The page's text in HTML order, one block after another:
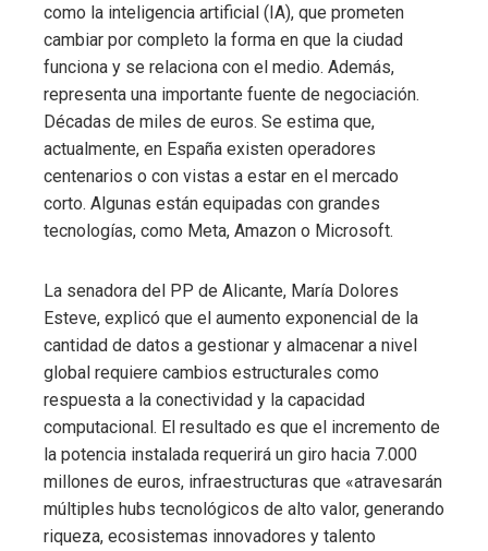
como la inteligencia artificial (IA), que prometen
cambiar por completo la forma en que la ciudad
funciona y se relaciona con el medio. Además,
representa una importante fuente de negociación.
Décadas de miles de euros. Se estima que,
actualmente, en España existen operadores
centenarios o con vistas a estar en el mercado
corto. Algunas están equipadas con grandes
tecnologías, como Meta, Amazon o Microsoft.
La senadora del PP de Alicante, María Dolores
Esteve, explicó que el aumento exponencial de la
cantidad de datos a gestionar y almacenar a nivel
global requiere cambios estructurales como
respuesta a la conectividad y la capacidad
computacional. El resultado es que el incremento de
la potencia instalada requerirá un giro hacia 7.000
millones de euros, infraestructuras que «atravesarán
múltiples hubs tecnológicos de alto valor, generando
riqueza, ecosistemas innovadores y talento